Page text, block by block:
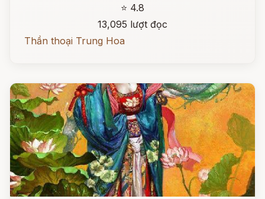
⭐ 4.8
13,095 lượt đọc
Thần thoại Trung Hoa